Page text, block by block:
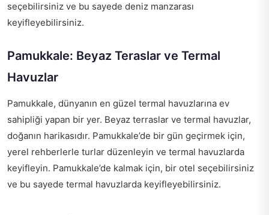
seçebilirsiniz ve bu sayede deniz manzarası
keyifleyebilirsiniz.
Pamukkale: Beyaz Teraslar ve Termal
Havuzlar
Pamukkale, dünyanın en güzel termal havuzlarına ev
sahipliği yapan bir yer. Beyaz terraslar ve termal havuzlar,
doğanın harikasıdır. Pamukkale’de bir gün geçirmek için,
yerel rehberlerle turlar düzenleyin ve termal havuzlarda
keyifleyin. Pamukkale’de kalmak için, bir otel seçebilirsiniz
ve bu sayede termal havuzlarda keyifleyebilirsiniz.